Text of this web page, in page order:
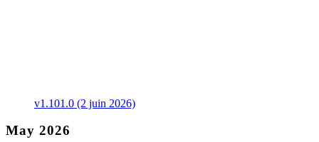
v1.101.0 (2 juin 2026)
May 2026